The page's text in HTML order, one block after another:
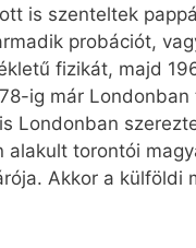
is szenteltek
probációt,
fizikát, majd
ig már
torontói
Akkor a